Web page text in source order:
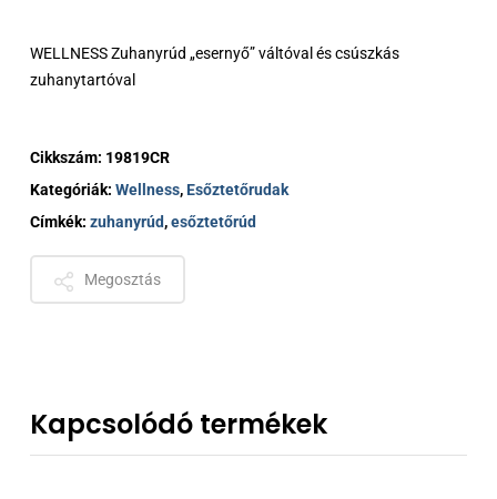
WELLNESS Zuhanyrúd „esernyő” váltóval és csúszkás
zuhanytartóval
Cikkszám: 19819CR
Kategóriák: Wellness,Esőztetőrudak
Címkék: zuhanyrúd,esőztetőrúd
Megosztás
Kapcsolódó termékek